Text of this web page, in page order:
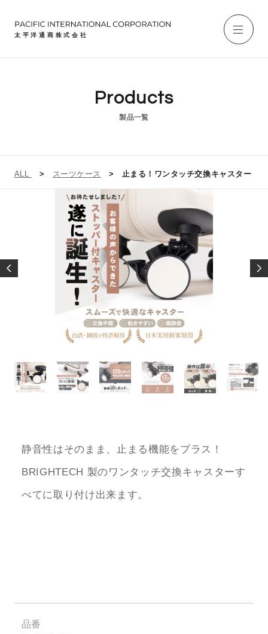
太平洋通商株式会社
Products
製品一覧
ALL スーツケース 止まる！ワンタッチ交換キャスター
静音性はそのまま、止まる機能をプラス！
BRIGHTECH 製のワンタッチ交換キャスターす
べてに取り付け出来ます。
品番